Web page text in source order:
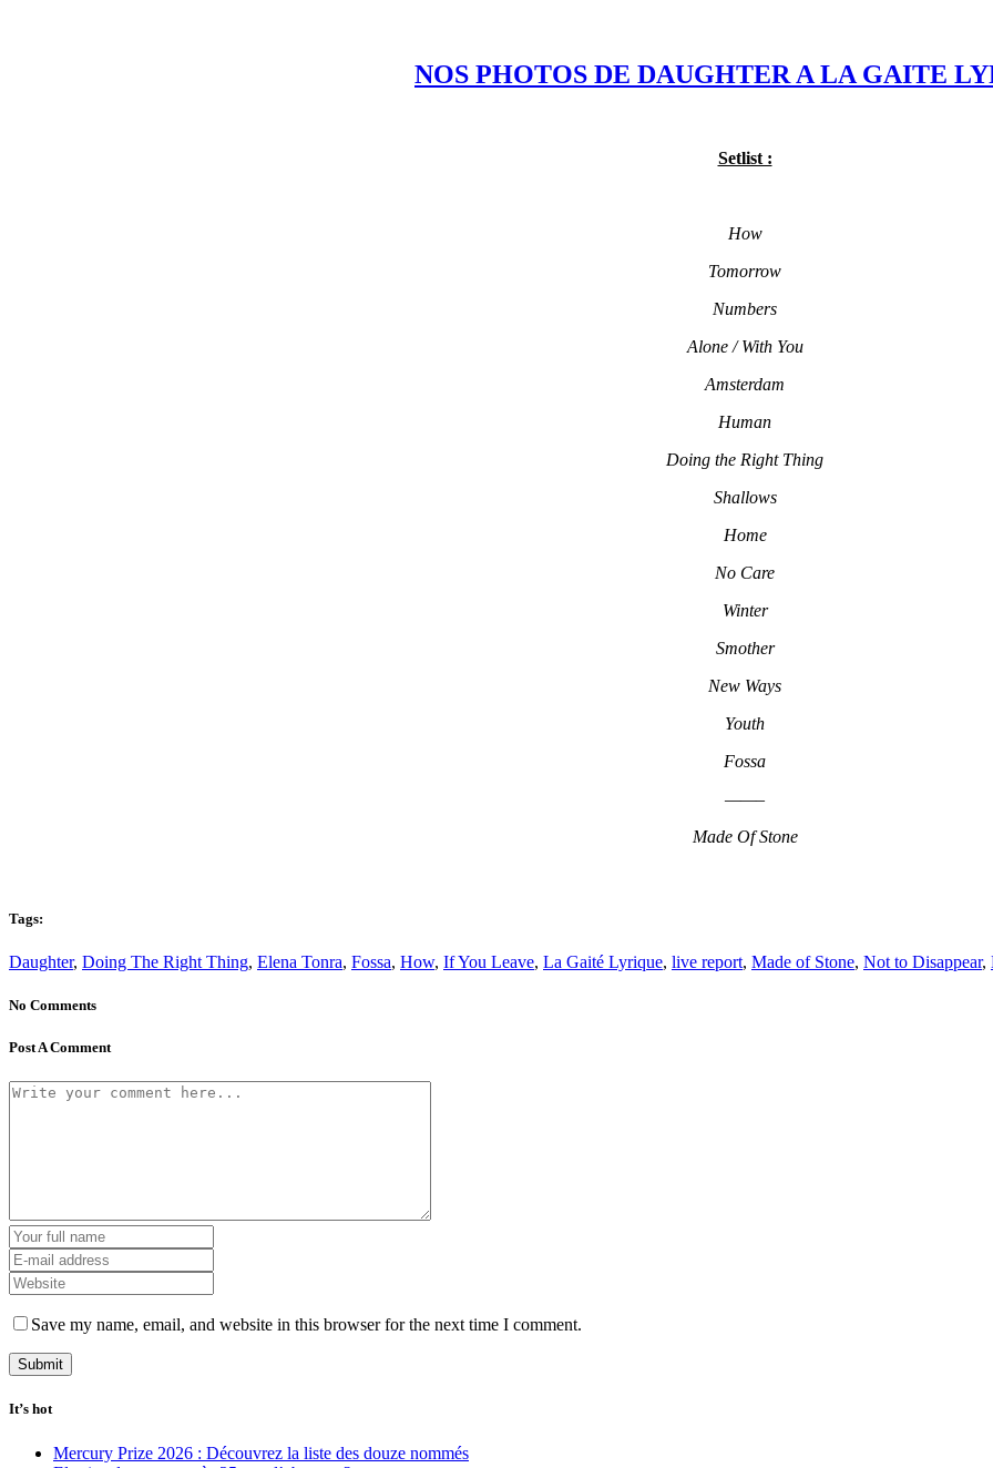
NOS PHOTOS DE DAUGHTER A LA GAITE
Setlist :
How
Tomorrow
Numbers
Alone / With You
Amsterdam
Human
Doing the Right Thing
Shallows
Home
No Care
Winter
Smother
New Ways
Youth
Fossa
——–
Made Of Stone
Tags:
Daughter, Doing The Right Thing, Elena Tonra, Fossa, How, If You Leave, La Gaité Lyrique, live report, Made of Stone, Not to Disappear,
No Comments
Post A Comment
Save my name, email, and website in this browser for the next time I comment.
It’s hot
Mercury Prize 2026 : Découvrez la liste des douze nommés